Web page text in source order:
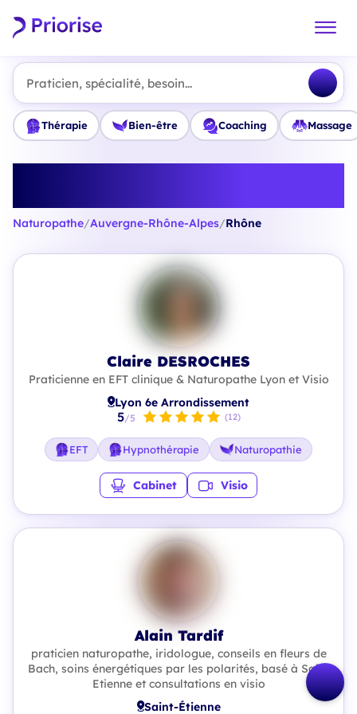
Praticien, spécialité, besoin...
Thérapie Bien-être Coaching Massage
Naturopathe/Auvergne-Rhône-Alpes/Rhône
Claire DESROCHES
Praticienne en EFT clinique & Naturopathe Lyon et Visio
Lyon 6e Arrondissement
5/5 (12)
EFT Hypnothérapie Naturopathie
Cabinet Visio
Alain Tardif
praticien naturopathe, iridologue, conseils en fleurs de
Bach, soins énergétiques par les polarités, basé à Saint
Etienne et consultations en visio
Saint-Étienne